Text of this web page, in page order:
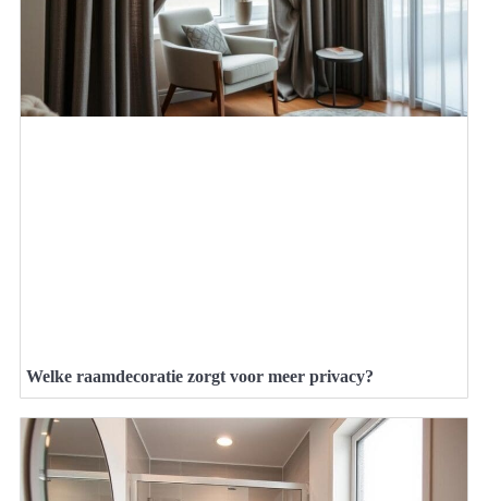
Welke raamdecoratie zorgt voor meer privacy?